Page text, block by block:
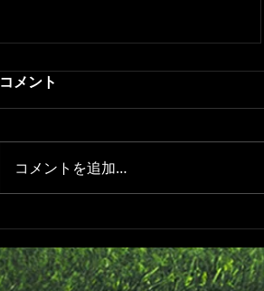
次回のキッズトレーニングは
8:30〜9:30 *受付開始： 8:20～
二子玉川小学校校庭 Map：
https://maps.app.goo.gl/bMNnj
年間スケジュール 【持ち物】
水筒(多めに)、汗ふきタオル、運
動しやすい服装 *ボールは用意し
コメント
コメントを追加…